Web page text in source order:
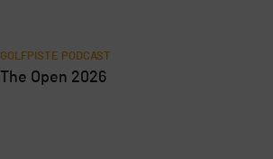
GOLFPISTE PODCAST
The Open 2026